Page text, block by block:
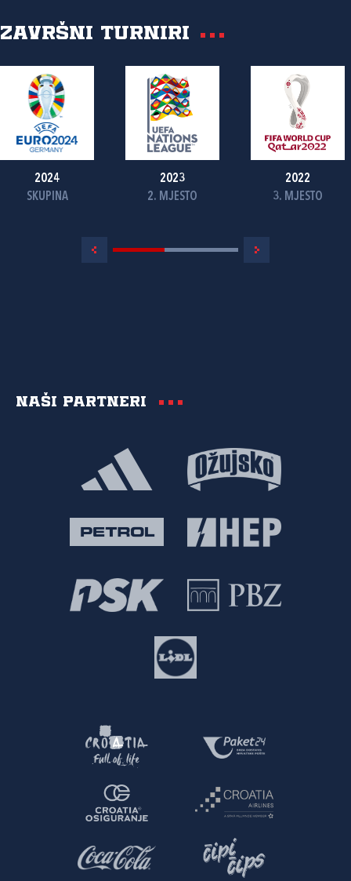
Završni turniri
2024
SKUPINA
2023
2. MJESTO
2022
3. MJESTO
Naši partneri